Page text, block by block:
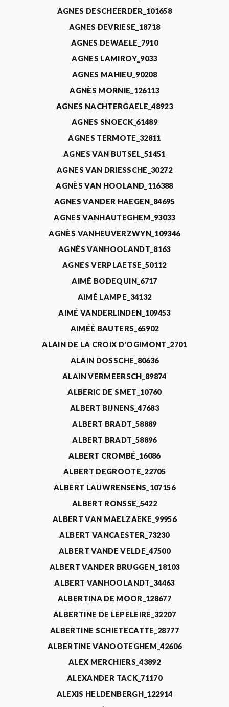
AGNES DESCHEERDER_101658
AGNES DEVRIESE_18718
AGNES DEWAELE_7910
AGNES LAMIROY_9033
AGNES MAHIEU_90208
AGNÈS MORNIE_126113
AGNES NACHTERGAELE_48923
AGNES SNOECK_61489
AGNES TERMOTE_32811
AGNES VAN BUTSEL_51451
AGNES VAN DRIESSCHE_30272
AGNÈS VAN HOOLAND_116388
AGNES VANDER HAEGEN_84695
AGNES VANHAUTEGHEM_93033
AGNÈS VANHEUVERZWYN_109346
AGNÈS VANHOOLANDT_8163
AGNES VERPLAETSE_50112
AIMÉ BODEQUIN_6717
AIMÉ LAMPE_34132
AIMÉ VANDERLINDEN_109453
AIMÉÉ BAUTERS_65902
ALAIN DE LA CROIX D'OGIMONT_2701
ALAIN DOSSCHE_80636
ALAIN VERMEERSCH_89874
ALBERIC DE SMET_10760
ALBERT BIJNENS_47683
ALBERT BRADT_58889
ALBERT BRADT_58896
ALBERT CROMBÉ_16086
ALBERT DEGROOTE_22705
ALBERT LAUWRENSENS_107156
ALBERT RONSSE_5422
ALBERT VAN MAELZAEKE_99956
ALBERT VANCAESTER_73230
ALBERT VANDE VELDE_47500
ALBERT VANDER BRUGGEN_18103
ALBERT VANHOOLANDT_34463
ALBERTINA DE MOOR_128677
ALBERTINE DE LEPELEIRE_32207
ALBERTINE SCHIETECATTE_28777
ALBERTINE VANOOTEGHEM_42606
ALEX MERCHIERS_43892
ALEXANDER TACK_71170
ALEXIS HELDENBERGH_122914